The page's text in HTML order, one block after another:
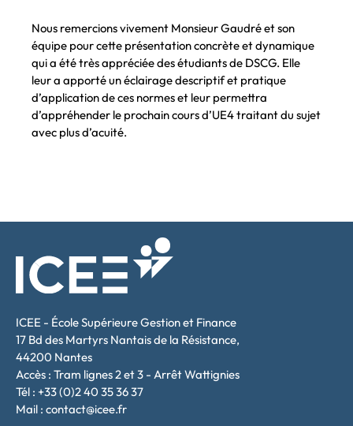
Nous remercions vivement Monsieur Gaudré et son
équipe pour cette présentation concrète et dynamique
qui a été très appréciée des étudiants de DSCG. Elle
leur a apporté un éclairage descriptif et pratique
d’application de ces normes et leur permettra
d’appréhender le prochain cours d’UE4 traitant du sujet
avec plus d’acuité.
ICEE - École Supérieure Gestion et Finance
17 Bd des Martyrs Nantais de la Résistance,
44200 Nantes
Accès : Tram lignes 2 et 3 - Arrêt Wattignies
Tél : +33 (0)2 40 35 36 37
Mail : contact@icee.fr